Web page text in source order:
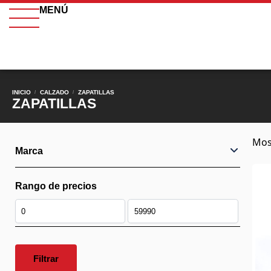
MENÚ
INICIO / CALZADO / ZAPATILLAS
ZAPATILLAS
Marca
Rango de precios
Filtrar